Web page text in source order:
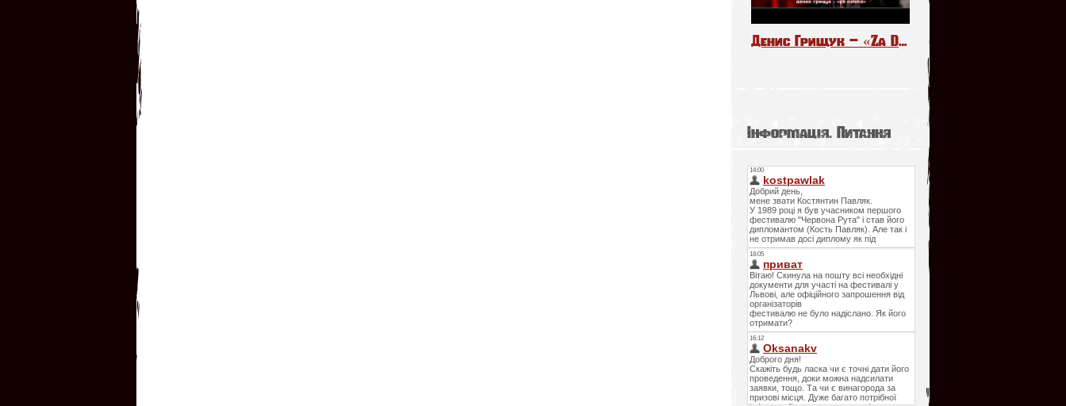
Денис Грищук – «Za Daleko». The Voice Kids Poland 6
Інформація. Питання